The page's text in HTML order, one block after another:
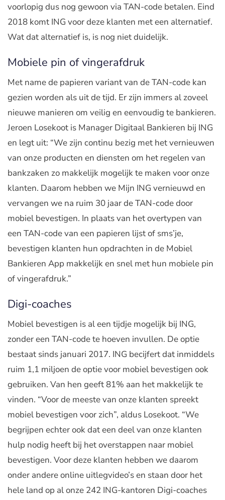
voorlopig dus nog gewoon via TAN-code betalen. Eind
2018 komt ING voor deze klanten met een alternatief.
Wat dat alternatief is, is nog niet duidelijk.
Mobiele pin of vingerafdruk
Met name de papieren variant van de TAN-code kan
gezien worden als uit de tijd. Er zijn immers al zoveel
nieuwe manieren om veilig en eenvoudig te bankieren.
Jeroen Losekoot is Manager Digitaal Bankieren bij ING
en legt uit: “We zijn continu bezig met het vernieuwen
van onze producten en diensten om het regelen van
bankzaken zo makkelijk mogelijk te maken voor onze
klanten. Daarom hebben we Mijn ING vernieuwd en
vervangen we na ruim 30 jaar de TAN-code door
mobiel bevestigen. In plaats van het overtypen van
een TAN-code van een papieren lijst of sms’je,
bevestigen klanten hun opdrachten in de Mobiel
Bankieren App makkelijk en snel met hun mobiele pin
of vingerafdruk.”
Digi-coaches
Mobiel bevestigen is al een tijdje mogelijk bij ING,
zonder een TAN-code te hoeven invullen. De optie
bestaat sinds januari 2017. ING becijfert dat inmiddels
ruim 1,1 miljoen de optie voor mobiel bevestigen ook
gebruiken. Van hen geeft 81% aan het makkelijk te
vinden. “Voor de meeste van onze klanten spreekt
mobiel bevestigen voor zich”, aldus Losekoot. “We
begrijpen echter ook dat een deel van onze klanten
hulp nodig heeft bij het overstappen naar mobiel
bevestigen. Voor deze klanten hebben we daarom
onder andere online uitlegvideo’s en staan door het
hele land op al onze 242 ING-kantoren Digi-coaches